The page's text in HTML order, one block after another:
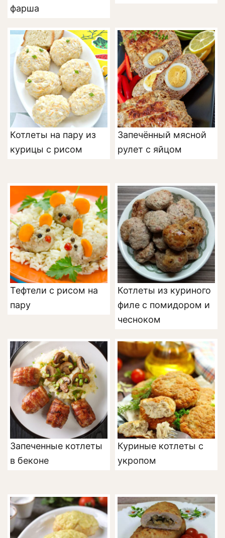
фарша
Котлеты на пару из
курицы с рисом
Запечённый мясной
рулет с яйцом
Тефтели с рисом на
пару
Котлеты из куриного
филе с помидором и
чесноком
Запеченные котлеты
в беконе
Куриные котлеты с
укропом